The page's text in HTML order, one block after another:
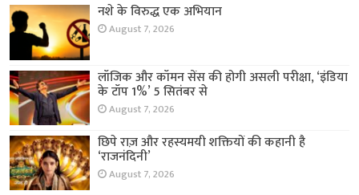
नशे के विरुद्ध एक अभियान
August 7, 2026
लॉजिक और कॉमन सेंस की होगी असली परीक्षा, ‘इंडिया
के टॉप 1%’ 5 सितंबर से
August 7, 2026
छिपे राज़ और रहस्यमयी शक्तियों की कहानी है
‘राजनंदिनी’
August 7, 2026